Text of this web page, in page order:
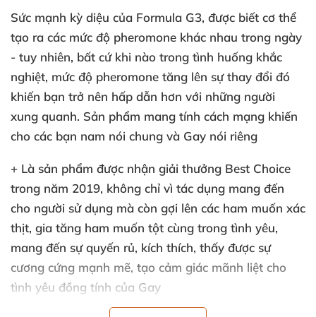
Sức mạnh kỳ diệu của Formula G3, được biết cơ thể
tạo ra các mức độ pheromone khác nhau trong ngày
- tuy nhiên, bất cứ khi nào trong tình huống khắc
nghiệt, mức độ pheromone tăng lên sự thay đổi đó
khiến bạn trở nên hấp dẫn hơn với những người
xung quanh. Sản phẩm mang tính cách mạng khiến
cho các bạn nam nói chung và Gay nói riêng
+ Là sản phẩm được nhận giải thưởng Best Choice
trong năm 2019, không chỉ vì tác dụng mang đến
cho người sử dụng mà còn gợi lên các ham muốn xác
thịt, gia tăng ham muốn tột cùng trong tình yêu,
mang đến sự quyến rủ, kích thích, thấy được sự
cương cứng mạnh mẽ, tạo cảm giác mãnh liệt cho
tình yêu đồng tính của Gay